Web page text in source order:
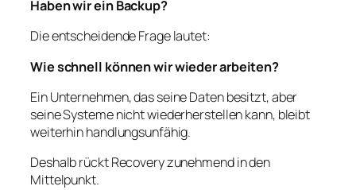
Haben wir ein Backup?
Die entscheidende Frage lautet:
Wie schnell können wir wieder arbeiten?
Ein Unternehmen, das seine Daten besitzt, aber
seine Systeme nicht wiederherstellen kann, bleibt
weiterhin handlungsunfähig.
Deshalb rückt Recovery zunehmend in den
Mittelpunkt.